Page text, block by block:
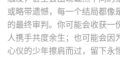
或略带遗憾，每一个结局都像
的最终审判。你可能会收获一
人携手共度余生；也可能会因
心仪的少年擦肩而过，留下永